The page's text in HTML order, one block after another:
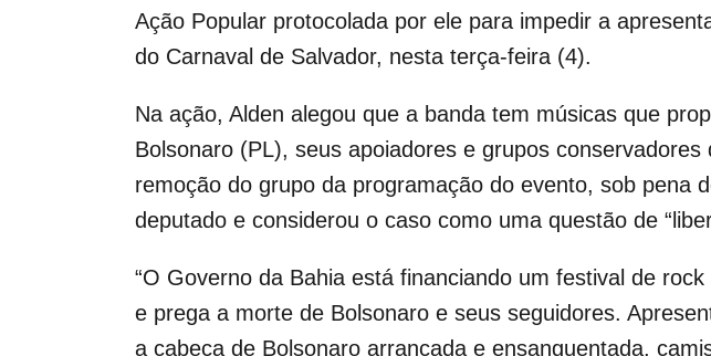
Ação Popular protocolada por ele para impedir a
do Carnaval de Salvador, nesta terça-feira (4).
Na ação, Alden alegou que a banda tem músicas que
Bolsonaro (PL), seus apoiadores e grupos
remoção do grupo da programação do evento, sob pena
deputado e considerou o caso como uma questão de
“O Governo da Bahia está financiando um festival de
e prega a morte de Bolsonaro e seus seguidores.
a cabeça de Bolsonaro arrancada e ensanguentada,